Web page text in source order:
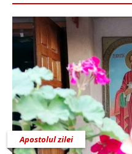
Apostolul zilei